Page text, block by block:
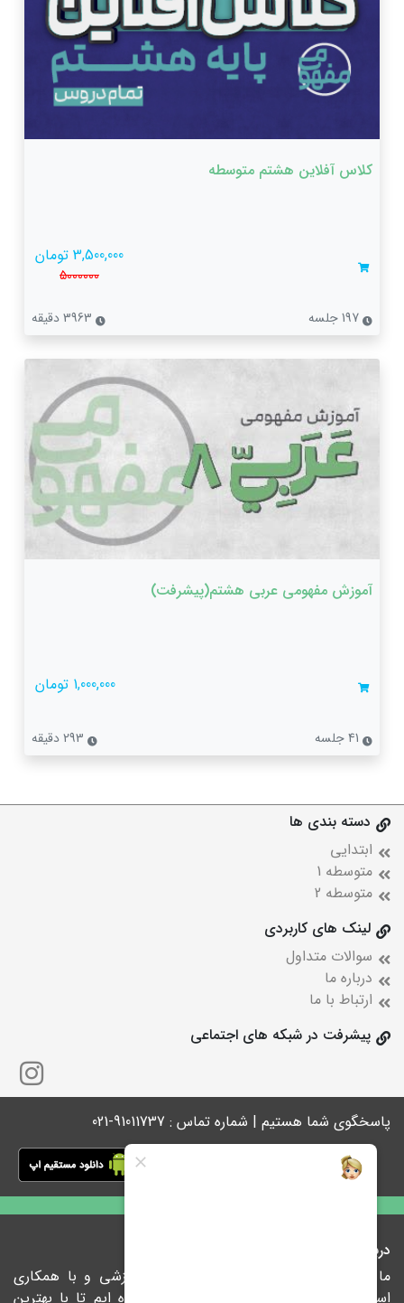
کلاس آفلاین هشتم متوسطه
3,500,000 تومان
5000000
آموزش مفهومی عربی هشتم(پیشرفت)
1,000,000 تومان
دسته بندی ها
ابتدایی
متوسطه 1
متوسطه 2
لینک های کاربردی
سوالات متداول
درباره ما
ارتباط با ما
پیشرفت در شبکه های اجتماعی
پاسخگوی شما هستیم | شماره تماس : 91011737-021
درباره ما
ما در پیشرفت با ارائه راهکارهای نوین آموزشی و با همکاری
اساتید مجرب و نام آشنای کشور متعهد شده ایم تا با بهترین